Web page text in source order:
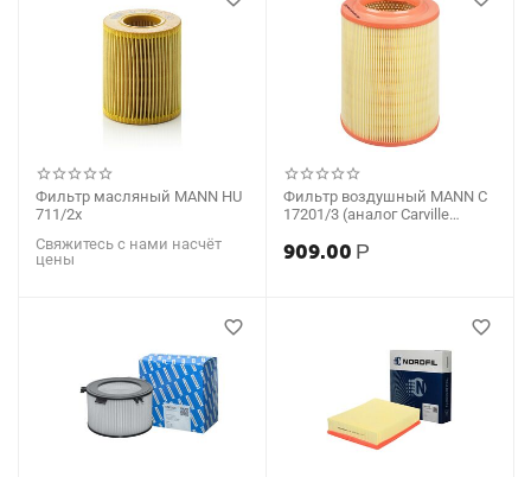
Фильтр масляный MANN HU
711/2x
Свяжитесь с нами насчёт
цены
Фильтр воздушный MANN C
17201/3 (аналог Carville
909.00 Р